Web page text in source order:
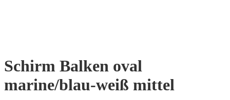
Schirm Balken oval
marine/blau-weiß mittel